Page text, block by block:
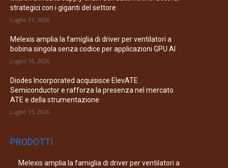
strategici con i giganti del settore
Luglio 17, 2026
Melexis amplia la famiglia di driver per ventilatori a
bobina singola senza codice per applicazioni GPU AI
Luglio 16, 2026
Diodes Incorporated acquisisce ElevATE
Semiconductor e rafforza la presenza nel mercato
ATE e della strumentazione
Luglio 15, 2026
PRODOTTI
Melexis amplia la famiglia di driver per ventilatori a